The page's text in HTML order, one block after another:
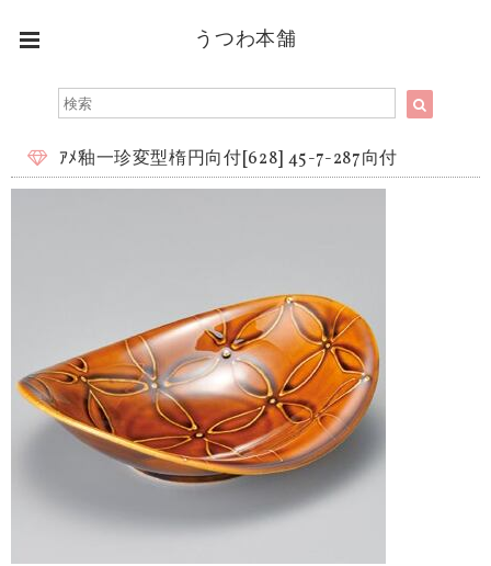
うつわ本舗
ｱﾒ釉一珍変型楕円向付[628] 45-7-287向付